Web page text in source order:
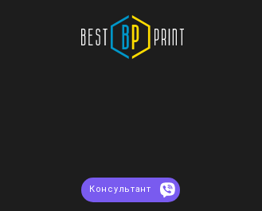
Консультант